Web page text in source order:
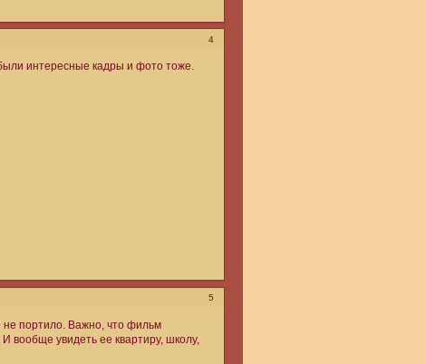
4
интересные кадры и фото тоже.
5
портило. Важно, что фильм
вообще увидеть ее квартиру, школу,